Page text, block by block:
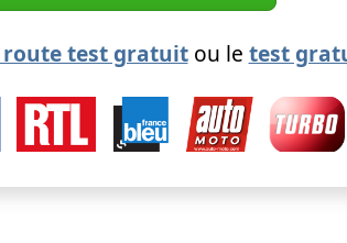
route test gratuitou le test